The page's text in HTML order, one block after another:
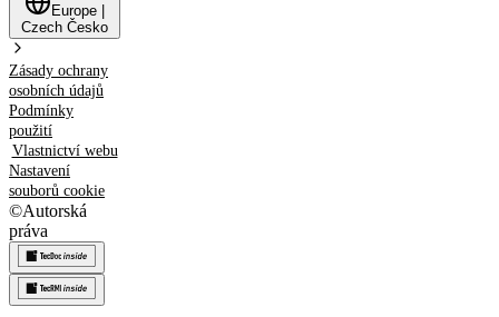
Europe
Czech Česko
Zásady ochrany
osobních údajů
Podmínky
použití
Vlastnictví webu
Nastavení
souborů cookie
©Autorská
práva